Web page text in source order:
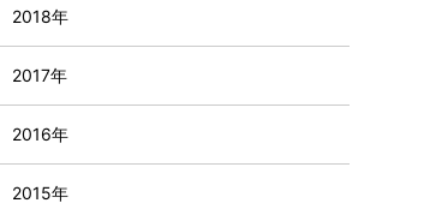
2018年
2017年
2016年
2015年